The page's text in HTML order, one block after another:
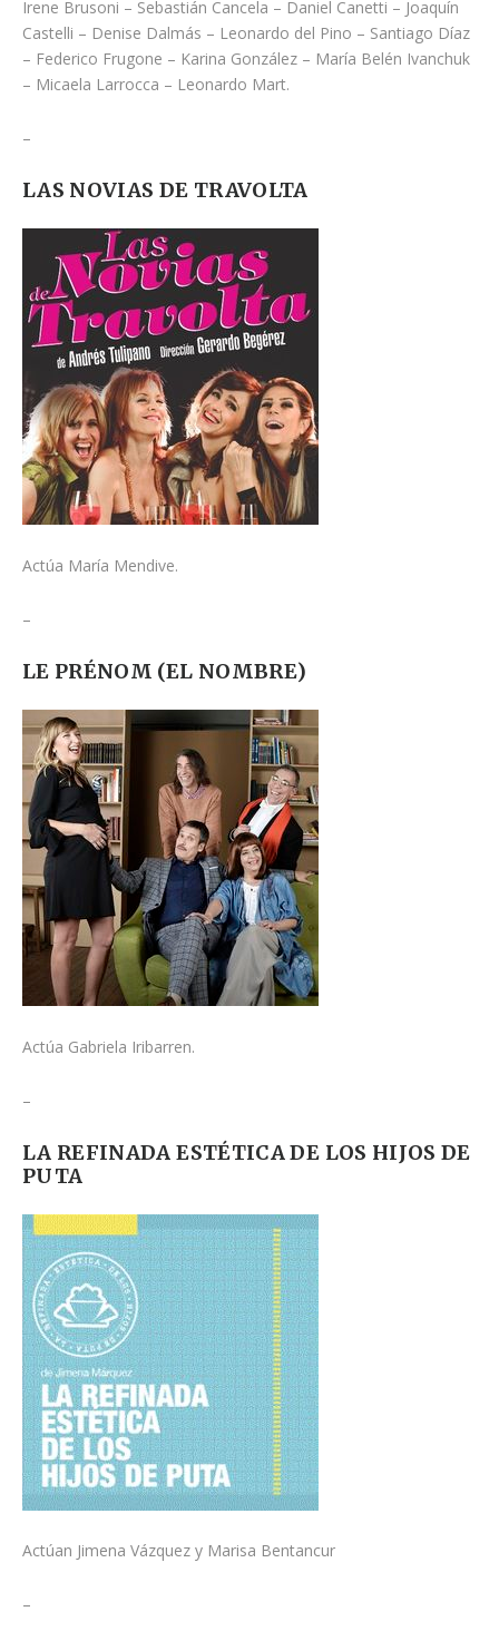
Irene Brusoni – Sebastián Cancela – Daniel Canetti – Joaquín
Castelli – Denise Dalmás – Leonardo del Pino – Santiago Díaz
– Federico Frugone – Karina González – María Belén Ivanchuk
– Micaela Larrocca – Leonardo Mart.
–
LAS NOVIAS DE TRAVOLTA
Actúa María Mendive.
–
LE PRÉNOM (EL NOMBRE)
Actúa Gabriela Iribarren.
–
LA REFINADA ESTÉTICA DE LOS HIJOS DE
PUTA
Actúan Jimena Vázquez y Marisa Bentancur
–